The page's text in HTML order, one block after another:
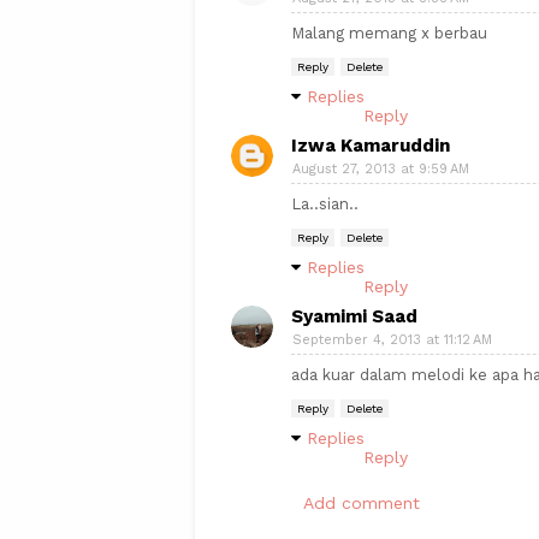
Malang memang x berbau
Reply Delete
Replies
Reply
Izwa Kamaruddin
August 27, 2013 at 9:59 AM
La..sian..
Reply Delete
Replies
Reply
Syamimi Saad
September 4, 2013 at 11:12 AM
ada kuar dalam melodi ke apa
Reply Delete
Replies
Reply
Add comment